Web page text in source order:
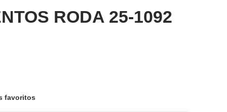
RODA 25-1092
favoritos